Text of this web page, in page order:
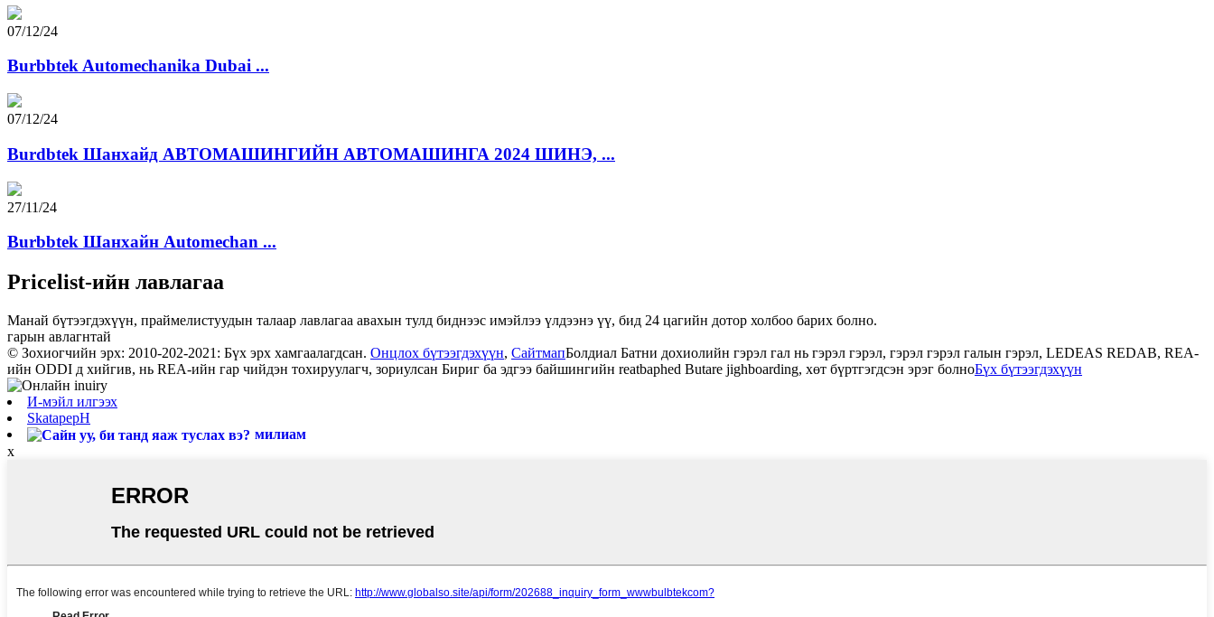
07/12/24
Burbbtek Automechanika Dubai ...
07/12/24
Burdbtek Шанхайд АВТОМАШИНГИЙН АВТОМАШИНГА 2024 ШИНЭ, ...
27/11/24
Burbbtek Шанхайн Automechan ...
Pricelist-ийн лавлагаа
Манай бүтээгдэхүүн, праймелистуудын талаар лавлагаа авахын тулд биднээс имэйлээ үлдээнэ үү, бид 24 цагийн дотор холбоо барих болно.
гарын авлагнтай
© Зохиогчийн эрх: 2010-202-2021: Бүх эрх хамгаалагдсан. Онцлох бүтээгдэхүүн, СайтмапБолдиал Батни дохиолийн гэрэл гал нь гэрэл гэрэл, гэрэл гэрэл галын гэрэл, LEDEAS REDAB, REA-
ийн ODDI д хийгив, нь REA-ийн гар чийдэн тохируулагч, зориулсан Бириг ба эдгээ байшингийн reatbaphed Butare jighboarding, хөт бүртгэгдсэн эрэг болноБүх бүтээгдэхүүн
И-мэйл илгээх
SkatapepH
милиам
x